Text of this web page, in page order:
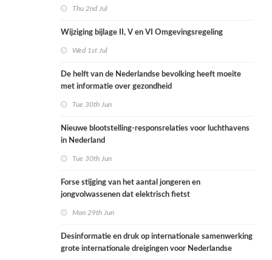
Thu 2nd Jul
Wijziging bijlage II, V en VI Omgevingsregeling
Wed 1st Jul
De helft van de Nederlandse bevolking heeft moeite
met informatie over gezondheid
Tue 30th Jun
Nieuwe blootstelling-responsrelaties voor luchthavens
in Nederland
Tue 30th Jun
Forse stijging van het aantal jongeren en
jongvolwassenen dat elektrisch fietst
Mon 29th Jun
Desinformatie en druk op internationale samenwerking
grote internationale dreigingen voor Nederlandse